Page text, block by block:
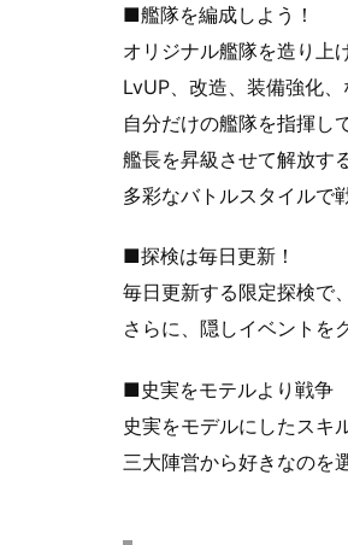
■艦隊を編成しよう！
オリジナル艦隊を造り上
LvUP、改造、装備強化、
自分だけの艦隊を指揮し
艦長を昇級させて解放す
多彩なバトルスタイルで
■探検は毎日更新！
毎日更新する限定探検で
さらに、隠しイベントを
■史実をモテルより戦争
史実をモデルにしたスキ
三大陣営から好きなのを